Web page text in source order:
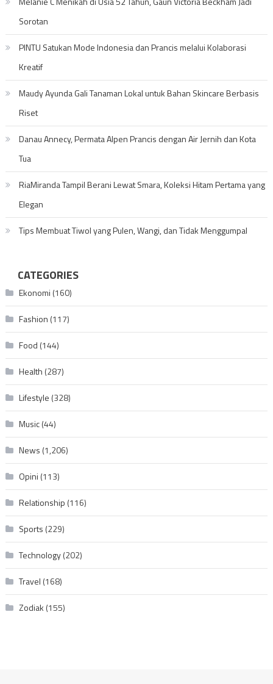
Sorotan
PINTU Satukan Mode Indonesia dan Prancis melalui Kolaborasi
Kreatif
Maudy Ayunda Gali Tanaman Lokal untuk Bahan Skincare Berbasis
Riset
Danau Annecy, Permata Alpen Prancis dengan Air Jernih dan Kota
Tua
RiaMiranda Tampil Berani Lewat Smara, Koleksi Hitam Pertama yang
Elegan
Tips Membuat Tiwol yang Pulen, Wangi, dan Tidak Menggumpal
CATEGORIES
Ekonomi (160)
Fashion (117)
Food (144)
Health (287)
Lifestyle (328)
Music(44)
News (1,206)
Opini (113)
Relationship (116)
Sports (229)
Technology(202)
Travel (168)
Zodiak (155)